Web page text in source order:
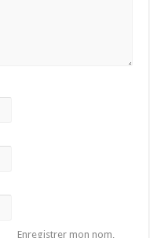
Enregistrer mon nom,